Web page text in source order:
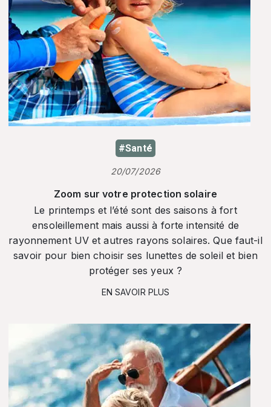
#Santé
20/07/2026
Zoom sur votre protection solaire
Le printemps et l’été sont des saisons à fort
ensoleillement mais aussi à forte intensité de
rayonnement UV et autres rayons solaires. Que faut-il
savoir pour bien choisir ses lunettes de soleil et bien
protéger ses yeux ?
EN SAVOIR PLUS